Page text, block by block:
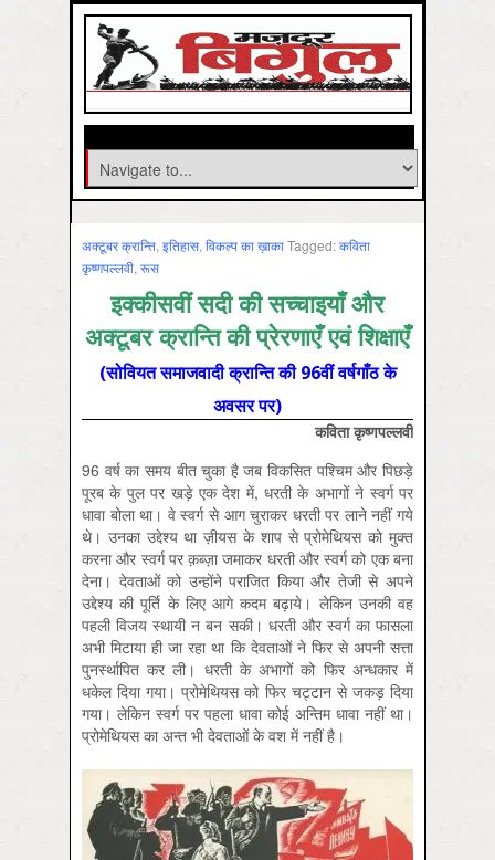
अक्‍टूबर क्रान्ति, इतिहास, विकल्‍प का ख़ाकाTagged:कविता
कृष्‍णपल्‍लवी, रूस
इक्कीसवीं सदी की सच्चाइयाँ और
अक्टूबर क्रान्ति की प्रेरणाएँ एवं शिक्षाएँ
(सोवियत समाजवादी क्रान्ति की 96वीं वर्षगाँठ के
अवसर पर)
कविता कृष्णपल्लवी
96 वर्ष का समय बीत चुका है जब विकसित पश्चिम और पिछड़े
पूरब के पुल पर खड़े एक देश में, धरती के अभागों ने स्वर्ग पर
धावा बोला था। वे स्वर्ग से आग चुराकर धरती पर लाने नहीं गये
थे। उनका उद्देश्य था ज़ीयस के शाप से प्रोमेथियस को मुक्त
करना और स्वर्ग पर क़ब्ज़ा जमाकर धरती और स्वर्ग को एक बना
देना। देवताओं को उन्होंने पराजित किया और तेजी से अपने
उद्देश्य की पूर्ति के लिए आगे कदम बढ़ाये। लेकिन उनकी वह
पहली विजय स्थायी न बन सकी। धरती और स्वर्ग का फासला
अभी मिटाया ही जा रहा था कि देवताओं ने फिर से अपनी सत्ता
पुनर्स्थापित कर ली। धरती के अभागों को फिर अन्धकार में
धकेल दिया गया। प्रोमेथियस को फिर चट्टान से जकड़ दिया
गया। लेकिन स्वर्ग पर पहला धावा कोई अन्तिम धावा नहीं था।
प्रोमेथियस का अन्त भी देवताओं के वश में नहीं है।